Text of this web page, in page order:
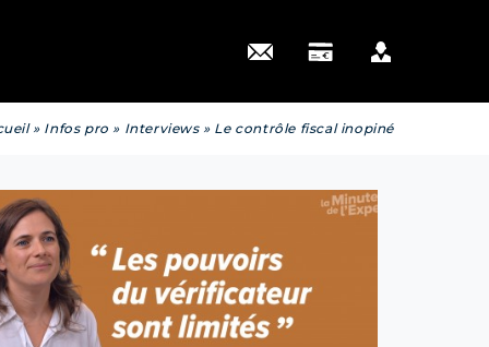
» Infos pro » Interviews» Le contrôle fiscal inopiné